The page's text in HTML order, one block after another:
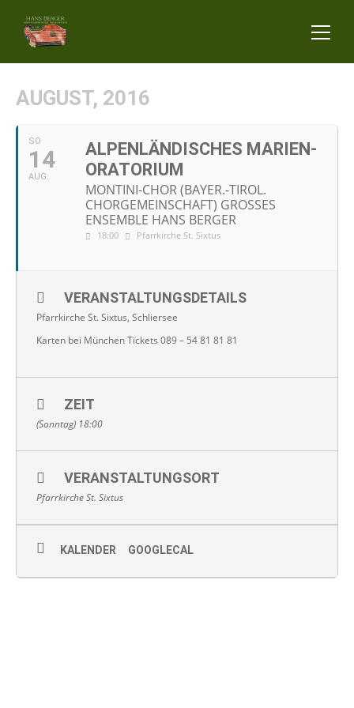
AUGUST, 2016
SO
14
AUG.
ALPENLÄNDISCHES MARIEN-
ORATORIUM
MONTINI-CHOR (BAYER.-TIROL.
CHORGEMEINSCHAFT) GROSSES E
NSEMBLE HANS BERGER
18:00 Pfarrkirche St. Sixtus
VERANSTALTUNGSDETAILS
Pfarrkirche St. Sixtus, Schliersee
Karten bei München Tickets 089 – 54 81 81 81
ZEIT
(Sonntag) 18:00
VERANSTALTUNGSORT
Pfarrkirche St. Sixtus
KALENDER GOOGLECAL